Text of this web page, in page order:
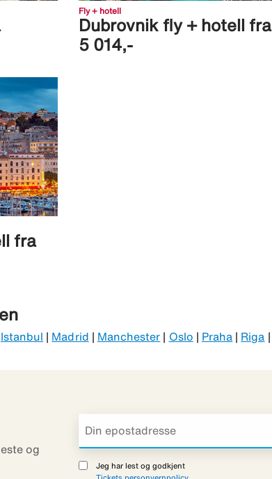
Fly + hotell
Dubrovnik fly + hotell fra
5 014,-
fra
Istanbul Madrid Manchester Oslo Praha Riga
og
Jeg har lest og godkjent